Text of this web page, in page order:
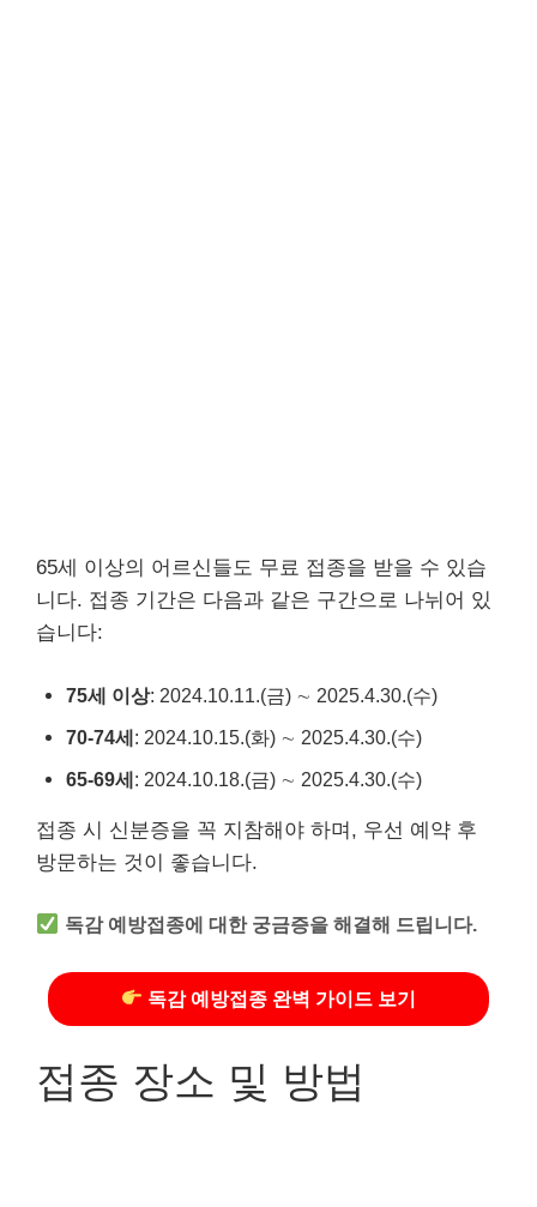
65세 이상의 어르신들도 무료 접종을 받을 수 있습
니다. 접종 기간은 다음과 같은 구간으로 나뉘어 있
습니다:
75세 이상: 2024.10.11.(금) ∼ 2025.4.30.(수)
70-74세: 2024.10.15.(화) ∼ 2025.4.30.(수)
65-69세: 2024.10.18.(금) ∼ 2025.4.30.(수)
접종 시 신분증을 꼭 지참해야 하며, 우선 예약 후
방문하는 것이 좋습니다.
독감 예방접종에 대한 궁금증을 해결해 드립니다.
독감 예방접종 완벽 가이드 보기
접종 장소 및 방법